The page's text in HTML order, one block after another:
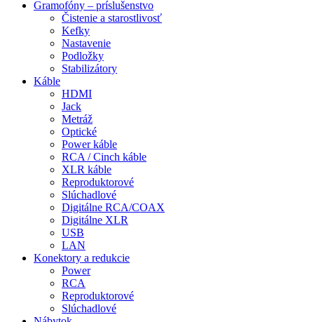
Gramofóny – príslušenstvo
Čistenie a starostlivosť
Kefky
Nastavenie
Podložky
Stabilizátory
Káble
HDMI
Jack
Metráž
Optické
Power káble
RCA / Cinch káble
XLR káble
Reproduktorové
Slúchadlové
Digitálne RCA/COAX
Digitálne XLR
USB
LAN
Konektory a redukcie
Power
RCA
Reproduktorové
Slúchadlové